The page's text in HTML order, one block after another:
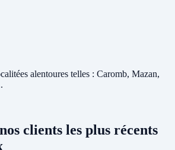
alentoures telles : Caromb, Mazan,
clients les plus récents